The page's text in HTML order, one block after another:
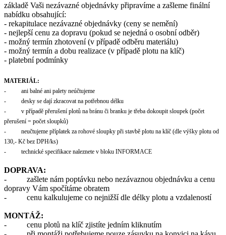
základě Vaši nezávazné objednávky připravíme a zašleme finální
nabídku obsahující:
- rekapitulace nezávazné objednávky (ceny se nemění)
- nejlepší cenu za dopravu (pokud se nejedná o osobní odběr)
- možný termín zhotovení (v případě odběru materiálu)
- možný termín a dobu realizace (v případě plotu na klíč)
- platební podmínky
MATERIÁL:
- ani balné ani palety neúčtujeme
- desky se dají zkracovat na potřebnou délku
- v případě přerušení plotů na bránu či branku je třeba dokoupit sloupek (počet
přerušení = počet sloupků)
- neučtujeme příplatek za rohové sloupky při stavbě plotu na klíč (dle výšky plotu od
130,- Kč bez DPH/ks)
- technické specifikace naleznete v bloku INFORMACE
DOPRAVA:
- zašlete nám poptávku nebo nezávaznou objednávku a cenu
dopravy Vám spočítáme obratem
- cenu kalkulujeme co nejnižší dle délky plotu a vzdaleností
MONTÁŽ:
- cenu plotů na klíč zjistíte jedním kliknutím